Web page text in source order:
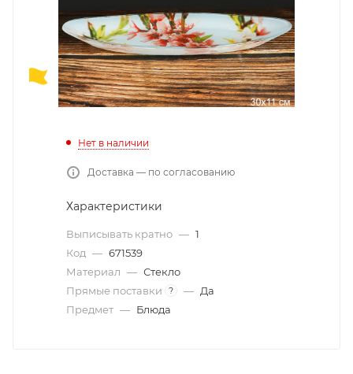
Нет в наличии
Доставка — по согласованию
Характеристики
Выписывать кратно — 1
Код — 671539
Материал — Стекло
Прямые поставки
? — Да
Предмет — Блюда